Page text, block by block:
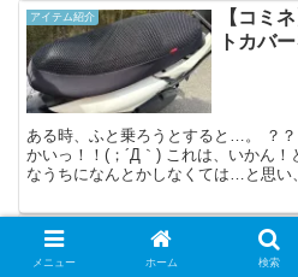
アイテム紹介
【コミ
トカバ
ある時、ふと乗ろうとすると…。 ？
かいっ！！(；´Д｀) これは、いかん
なうちになんとかしなくては…と思い
アイテム紹介
マジェ
ってい
メニュー ホーム 検索